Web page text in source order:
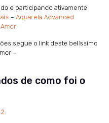
e participando ativamente
– Aquarela Advanced
segue o link deste belíssimo
–
de como foi o